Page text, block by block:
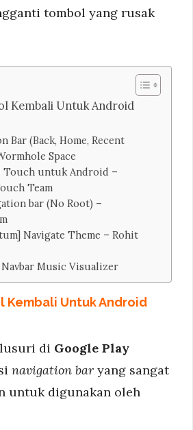
tombol yang rusak
Kembali Untuk Android
Bar (Back, Home, Recent
Space
Touch untuk Android –
Team
bar (No Root) –
Navigate Theme – Rohit
Music Visualizer
Kembali Untuk Android
di Google Play
navigation bar yang sangat
untuk digunakan oleh